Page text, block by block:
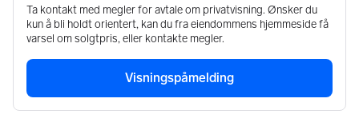
Ta kontakt med megler for avtale om privatvisning. Ønsker du
kun å bli holdt orientert, kan du fra eiendommens hjemmeside få
varsel om solgtpris, eller kontakte megler.
Visningspåmelding